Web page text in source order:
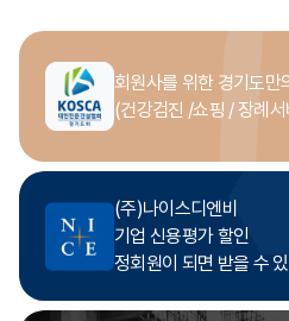
회원사를 위한 경기도만
(건강검진 /쇼핑 / 장례
(주)나이스디엔비
기업 신용평가 할인
정회원이 되면 받을 수